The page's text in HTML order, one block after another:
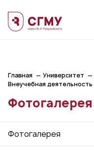
Главная Университет
Внеучебная деятельность
Фотогалерея
Фотогалерея